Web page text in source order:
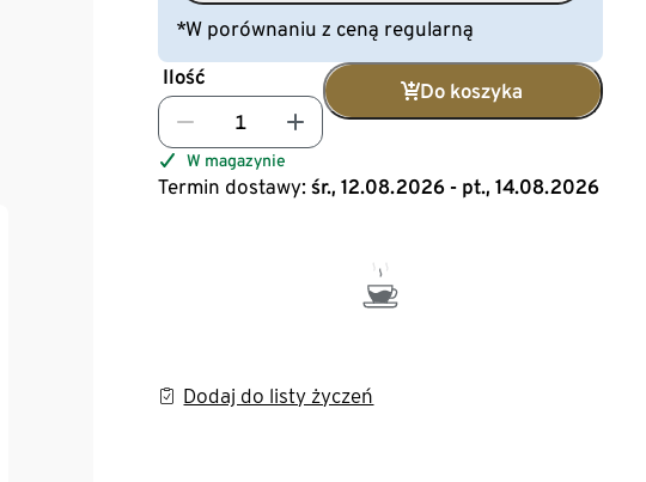
*W porównaniu z ceną regularną
Ilość
Do koszyka
W magazynie
Termin dostawy: śr., 12.08.2026 - pt., 14.08.2026
Dodaj do listy życzeń